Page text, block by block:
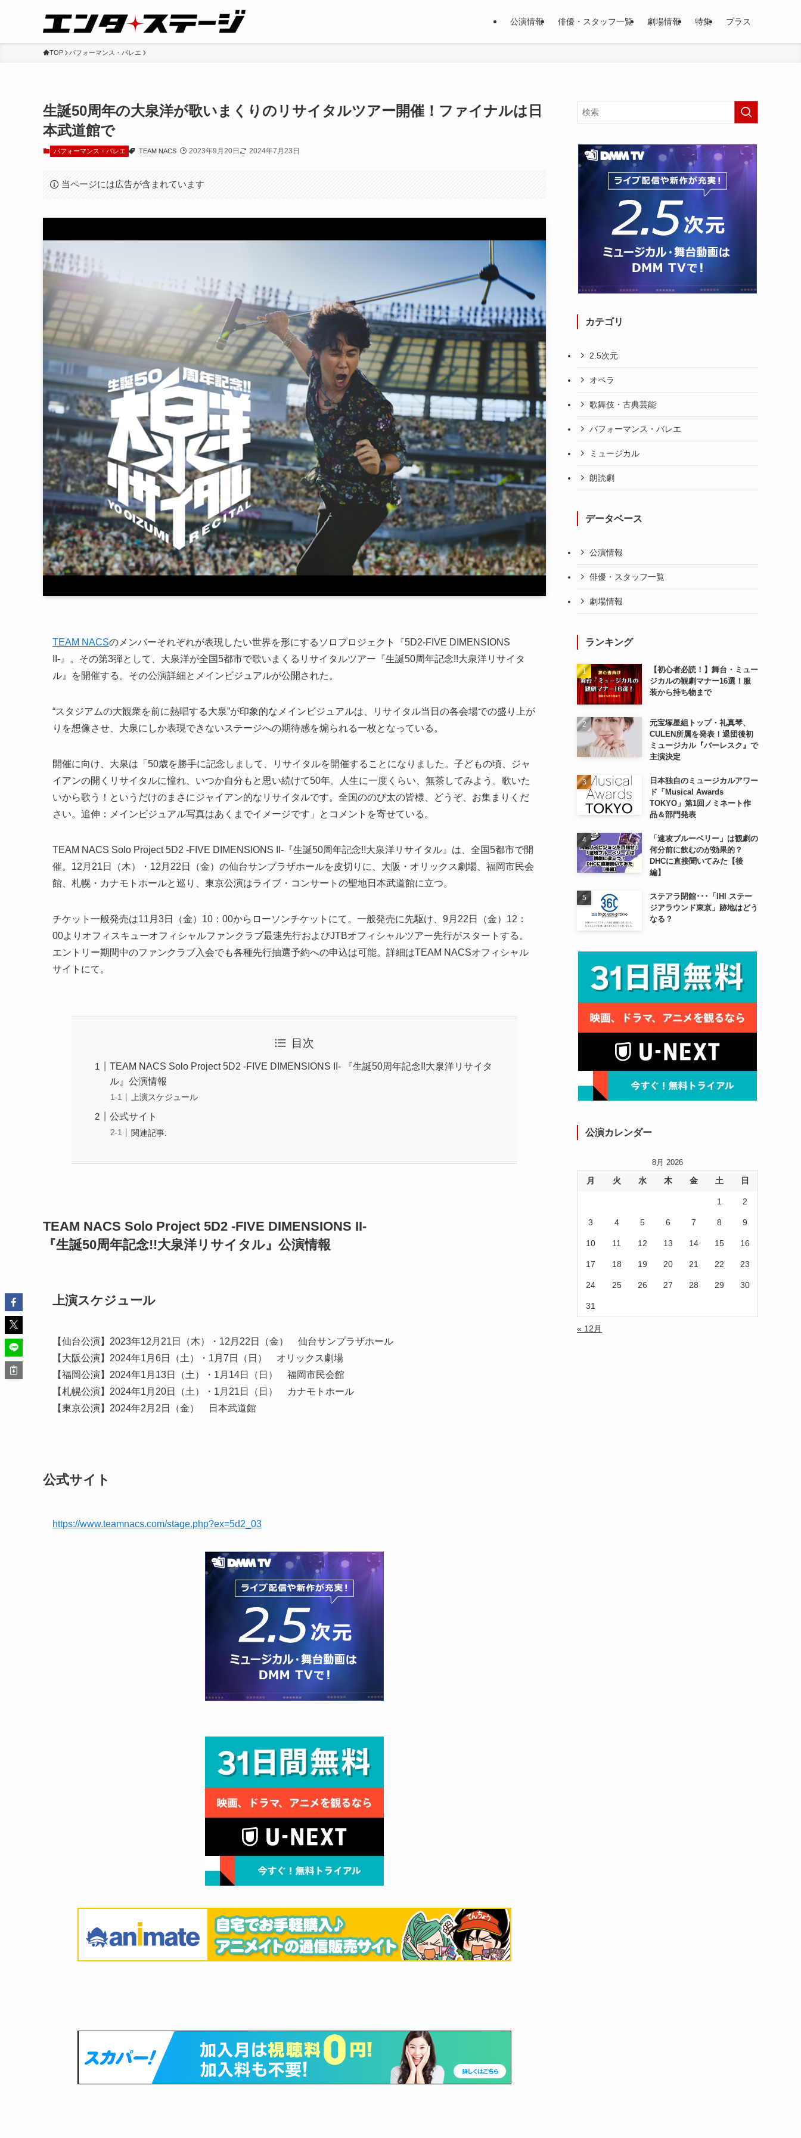
公演情報 俳優・スタッフ一覧 劇場情報 特集 プラス
TOP パフォーマンス・バレエ
生誕50周年の大泉洋が歌いまくりのリサイタルツアー開催！ファイナルは日
本武道館で
パフォーマンス・バレエ TEAM NACS 2023年9月20日 2024年7月23日
当ページには広告が含まれています
TEAM NACSのメンバーそれぞれが表現したい世界を形にするソロプロジェクト『5D2-FIVE DIMENSIONS
II-』。その第3弾として、大泉洋が全国5都市で歌いまくるリサイタルツアー『生誕50周年記念!!大泉洋リサイタ
ル』を開催する。その公演詳細とメインビジュアルが公開された。
“スタジアムの大観衆を前に熱唱する大泉”が印象的なメインビジュアルは、リサイタル当日の各会場での盛り上が
りを想像させ、大泉にしか表現できないステージへの期待感を煽られる一枚となっている。
開催に向け、大泉は「50歳を勝手に記念しまして、リサイタルを開催することになりました。子どもの頃、ジャ
イアンの開くリサイタルに憧れ、いつか自分もと思い続けて50年。人生に一度くらい、無茶してみよう。歌いた
いから歌う！というだけのまさにジャイアン的なリサイタルです。全国ののび太の皆様、どうぞ、お集まりくだ
さい。追伸：メインビジュアル写真はあくまでイメージです」とコメントを寄せている。
TEAM NACS Solo Project 5D2 -FIVE DIMENSIONS II-『生誕50周年記念!!大泉洋リサイタル』は、全国5都市で開
催。12月21日（木）・12月22日（金）の仙台サンプラザホールを皮切りに、大阪・オリックス劇場、福岡市民会
館、札幌・カナモトホールと巡り、東京公演はライブ・コンサートの聖地日本武道館に立つ。
チケット一般発売は11月3日（金）10：00からローソンチケットにて。一般発売に先駆け、9月22日（金）12：
00よりオフィスキューオフィシャルファンクラブ最速先行およびJTBオフィシャルツアー先行がスタートする。
エントリー期間中のファンクラブ入会でも各種先行抽選予約への申込は可能。詳細はTEAM NACSオフィシャル
サイトにて。
目次
TEAM NACS Solo Project 5D2 -FIVE DIMENSIONS II- 『生誕50周年記念!!大泉洋リサイタ
ル』公演情報
上演スケジュール
公式サイト
関連記事:
TEAM NACS Solo Project 5D2 -FIVE DIMENSIONS II-
『生誕50周年記念!!大泉洋リサイタル』公演情報
上演スケジュール
【仙台公演】2023年12月21日（木）・12月22日（金） 仙台サンプラザホール
【大阪公演】2024年1月6日（土）・1月7日（日） オリックス劇場
【福岡公演】2024年1月13日（土）・1月14日（日） 福岡市民会館
【札幌公演】2024年1月20日（土）・1月21日（日） カナモトホール
【東京公演】2024年2月2日（金） 日本武道館
公式サイト
https://www.teamnacs.com/stage.php?ex=5d2_03
カテゴリ
2.5次元
オペラ
歌舞伎・古典芸能
パフォーマンス・バレエ
ミュージカル
朗読劇
データベース
公演情報
俳優・スタッフ一覧
劇場情報
ランキング
【初心者必読！】舞台・ミュー
ジカルの観劇マナー16選！服
装から持ち物まで
元宝塚星組トップ・礼真琴、
CULEN所属を発表！退団後初
ミュージカル『バーレスク』で
主演決定
日本独自のミュージカルアワー
ド「Musical Awards
TOKYO」第1回ノミネート作
品＆部門発表
「速攻ブルーベリー」は観劇の
何分前に飲むのが効果的？
DHCに直接聞いてみた【後
編】
ステアラ閉館･･･「IHI ステー
ジアラウンド東京」跡地はどう
なる？
公演カレンダー
8月 2026
月 火 水 木 金 土 日
1 2
3 4 5 6 7 8 9
10 11 12 13 14 15 16
17 18 19 20 21 22 23
24 25 26 27 28 29 30
31
« 12月